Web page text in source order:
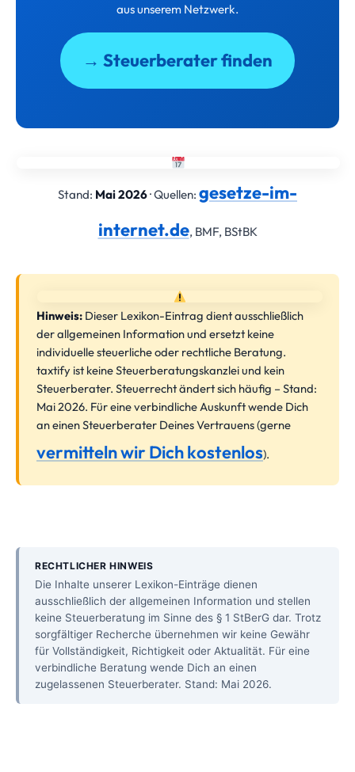
aus unserem Netzwerk.
→ Steuerberater finden
Stand: Mai 2026· Quellen: gesetze-im-
internet.de, BMF, BStBK
Hinweis: Dieser Lexikon-Eintrag dient ausschließlich
der allgemeinen Information und ersetzt keine
individuelle steuerliche oder rechtliche Beratung.
taxtify ist keine Steuerberatungskanzlei und kein
Steuerberater. Steuerrecht ändert sich häufig – Stand:
Mai 2026. Für eine verbindliche Auskunft wende Dich
an einen Steuerberater Deines Vertrauens (gerne
vermitteln wir Dich kostenlos).
RECHTLICHER HINWEIS
Die Inhalte unserer Lexikon-Einträge dienen
ausschließlich der allgemeinen Information und stellen
keine Steuerberatung im Sinne des § 1 StBerG dar. Trotz
sorgfältiger Recherche übernehmen wir keine Gewähr
für Vollständigkeit, Richtigkeit oder Aktualität. Für eine
verbindliche Beratung wende Dich an einen
zugelassenen Steuerberater. Stand: Mai 2026.